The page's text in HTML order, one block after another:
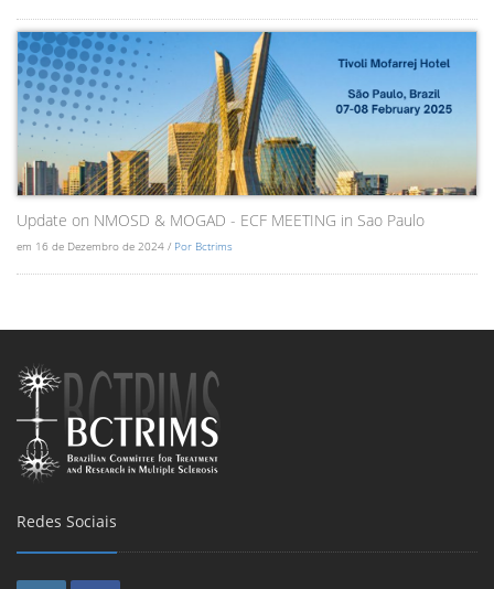
Update on NMOSD & MOGAD - ECF MEETING in Sao Paulo
em 16 de Dezembro de 2024 / Por Bctrims
Redes Sociais